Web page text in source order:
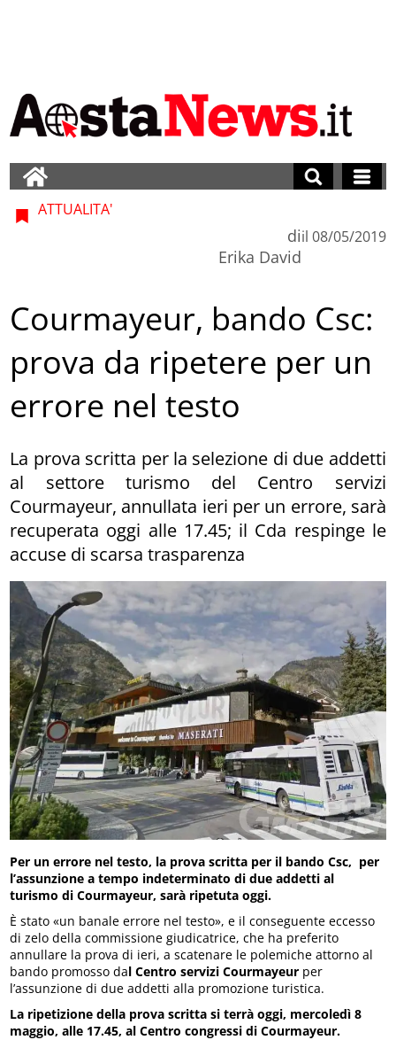
ATTUALITA'
di
Erika David
il 08/05/2019
Courmayeur, bando Csc:
prova da ripetere per un
errore nel testo
La prova scritta per la selezione di due addetti
al settore turismo del Centro servizi
Courmayeur, annullata ieri per un errore, sarà
recuperata oggi alle 17.45; il Cda respinge le
accuse di scarsa trasparenza
Per un errore nel testo, la prova scritta per il bando Csc, per
l’assunzione a tempo indeterminato di due addetti al
turismo di Courmayeur, sarà ripetuta oggi.
È stato «un banale errore nel testo», e il conseguente eccesso
di zelo della commissione giudicatrice, che ha preferito
annullare la prova di ieri, a scatenare le polemiche attorno al
bando promosso dal Centro servizi Courmayeur per
l’assunzione di due addetti alla promozione turistica.
La ripetizione della prova scritta si terrà oggi, mercoledì 8
maggio, alle 17.45, al Centro congressi di Courmayeur.